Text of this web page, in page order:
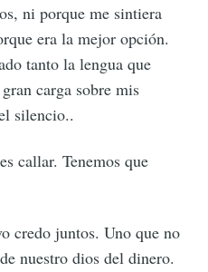
ni porque me sintiera
era la mejor opción.
tanto la lengua que
carga sobre mis
silencio..
callar. Tenemos que
credo juntos. Uno que no
nuestro dios del dinero.